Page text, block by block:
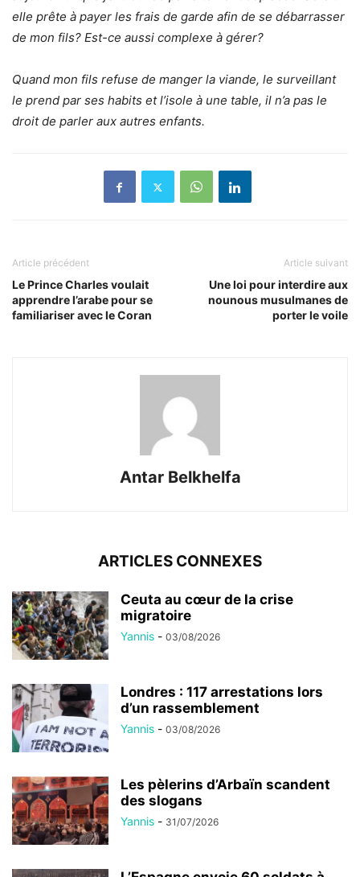
elle prête à payer les frais de garde afin de se débarrasser
de mon fils? Est-ce aussi complexe à gérer?
Quand mon fils refuse de manger la viande, le surveillant
le prend par ses habits et l’isole à une table, il n’a pas le
droit de parler aux autres enfants.
Article précédent
Le Prince Charles voulait
apprendre l’arabe pour se
familiariser avec le Coran
Article suivant
Une loi pour interdire aux
nounous musulmanes de
porter le voile
Antar Belkhelfa
ARTICLES CONNEXES
Ceuta au cœur de la crise
migratoire
Yannis - 03/08/2026
Londres : 117 arrestations lors
d’un rassemblement
Yannis - 03/08/2026
Les pèlerins d’Arbaïn scandent
des slogans
Yannis - 31/07/2026